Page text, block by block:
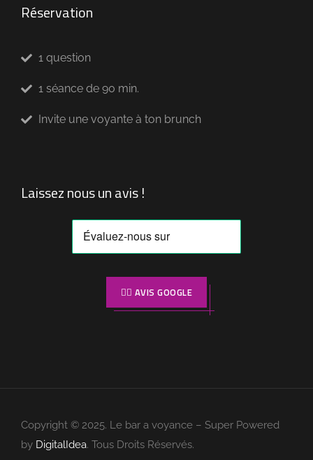
Réservation
1 question
1 séance de 90 min.
Invite une voyante à ton brunch
Laissez nous un avis !
👉🏼 AVIS GOOGLE
Copyright © 2025. Le bar a voyance – Super Powered
by DigitalIdea. Tous Droits Réservés.